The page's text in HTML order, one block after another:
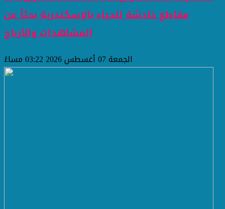
مقاطع خادشة للحياء بالإسكندرية بحثاً عن
المشاهدات والأرباح
الجمعة 07 أغسطس 2026 03:22 مساءً